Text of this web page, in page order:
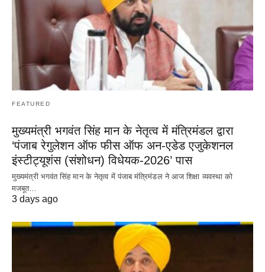
FEATURED
मुख्यमंत्री भगवंत सिंह मान के नेतृत्व में मंत्रिमंडल द्वारा
‘पंजाब रेगुलेशन ऑफ फीस ऑफ अन-एडेड एजुकेशनल
इंस्टीट्यूशंस (संशोधन) विधेयक-2026’ पास
मुख्यमंत्री भगवंत सिंह मान के नेतृत्व में पंजाब मंत्रिमंडल ने आज शिक्षा व्यवस्था को
मजबूत…
3 days ago